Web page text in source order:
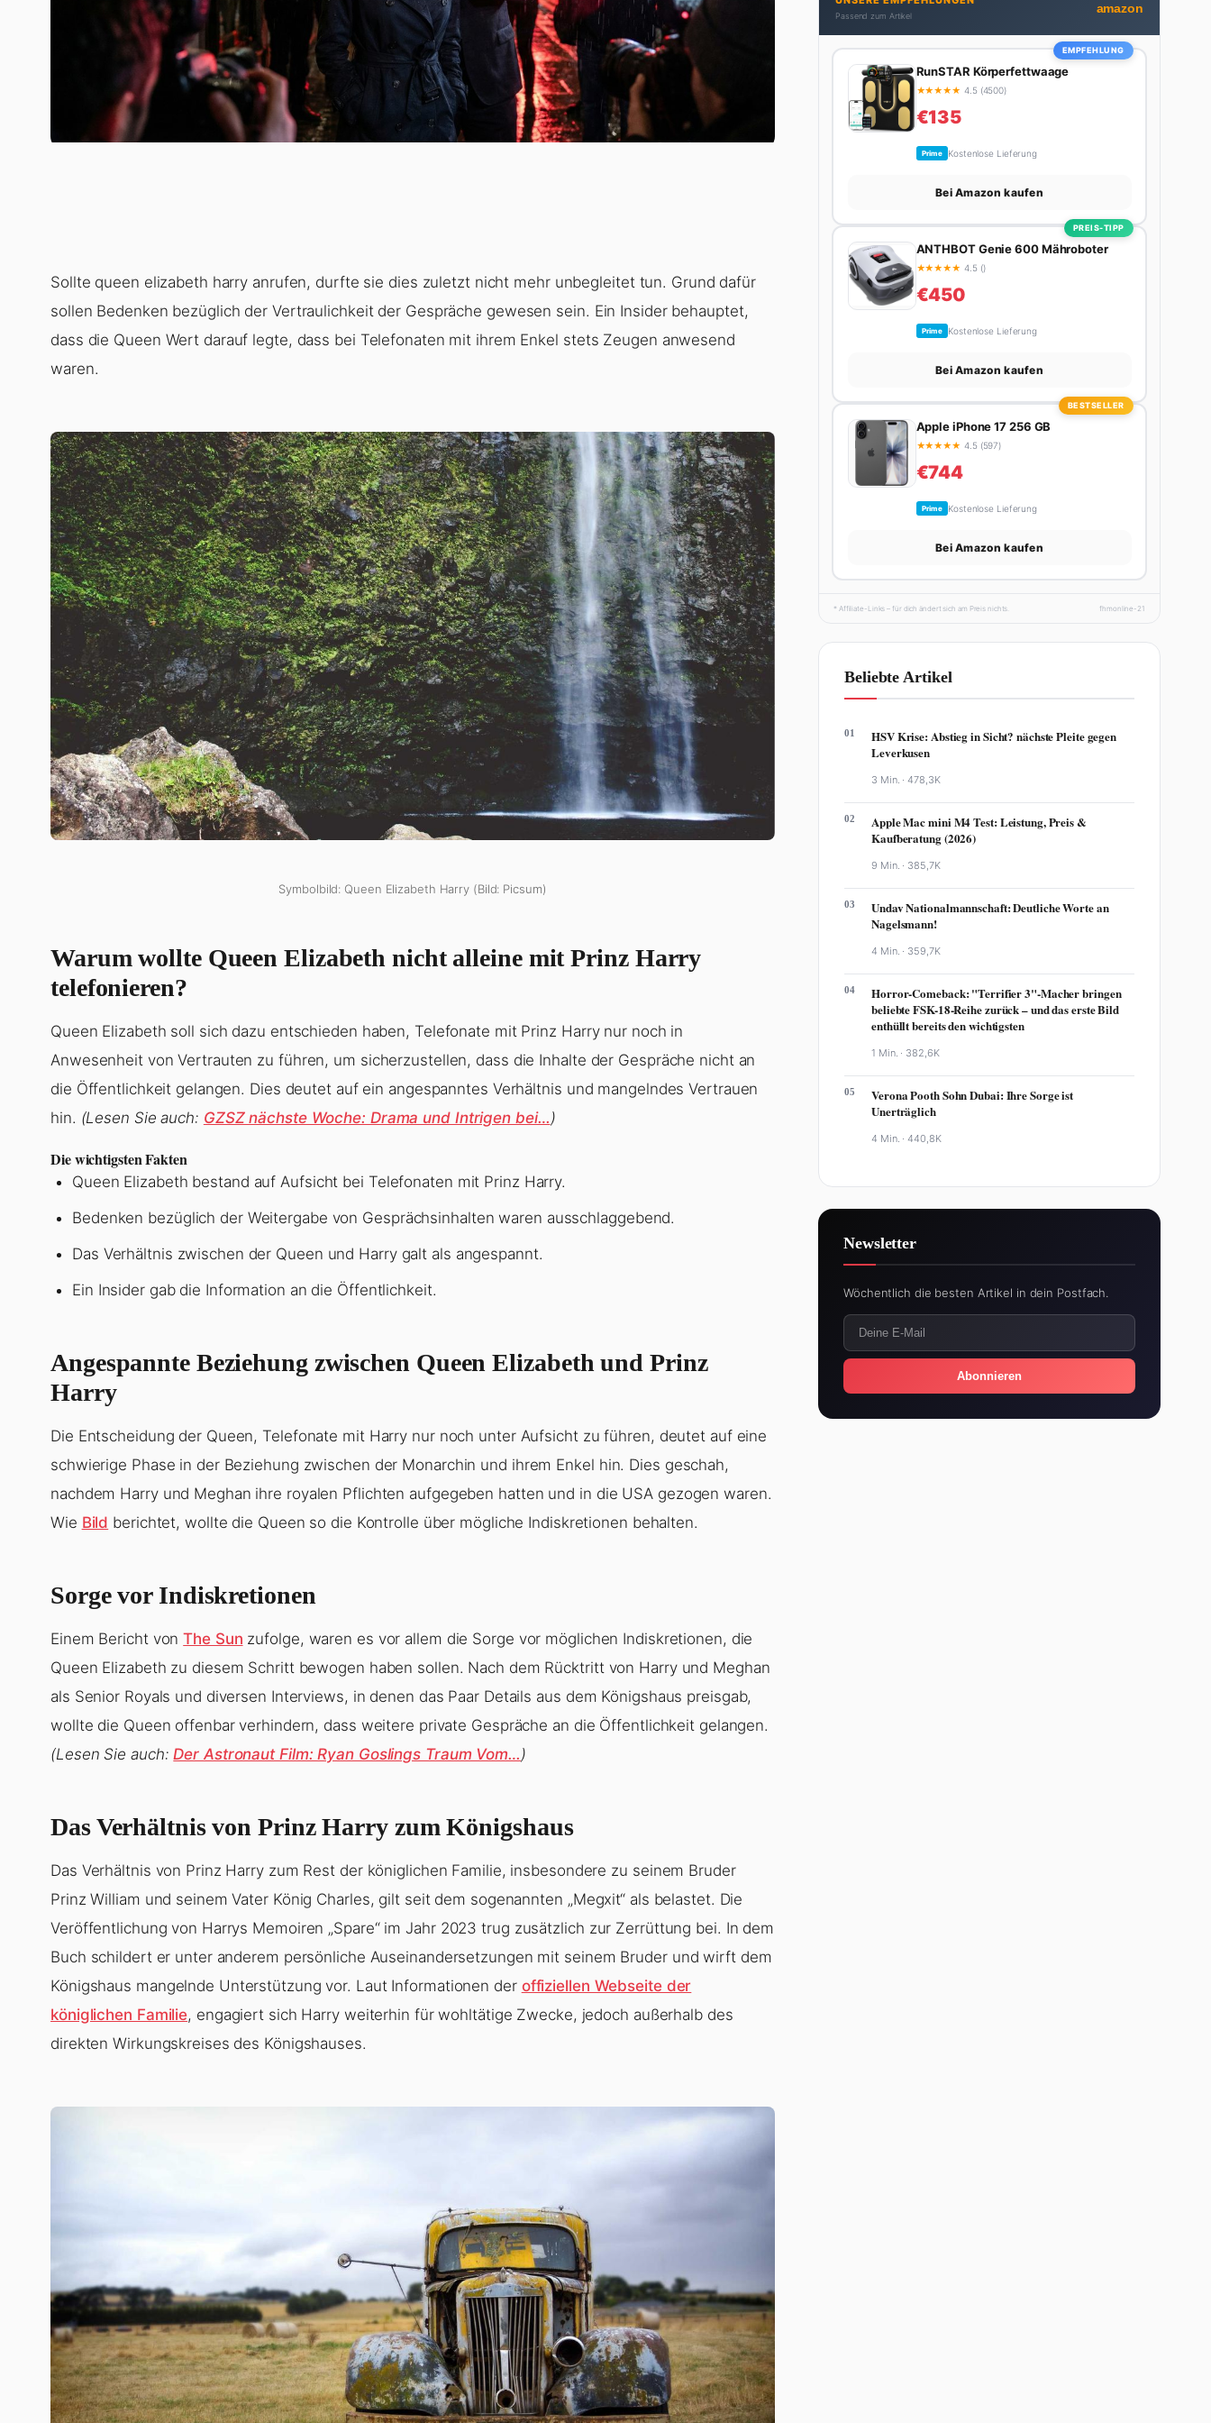
Sollte queen elizabeth harry anrufen, durfte sie dies zuletzt nicht mehr unbegleitet tun. Grund dafür
sollen Bedenken bezüglich der Vertraulichkeit der Gespräche gewesen sein. Ein Insider behauptet,
dass die Queen Wert darauf legte, dass bei Telefonaten mit ihrem Enkel stets Zeugen anwesend
waren.
Symbolbild: Queen Elizabeth Harry (Bild: Picsum)
Warum wollte Queen Elizabeth nicht alleine mit Prinz Harry
telefonieren?
Queen Elizabeth soll sich dazu entschieden haben, Telefonate mit Prinz Harry nur noch in
Anwesenheit von Vertrauten zu führen, um sicherzustellen, dass die Inhalte der Gespräche nicht an
die Öffentlichkeit gelangen. Dies deutet auf ein angespanntes Verhältnis und mangelndes Vertrauen
hin. (Lesen Sie auch: GZSZ nächste Woche: Drama und Intrigen bei… )
Die wichtigsten Fakten
Queen Elizabeth bestand auf Aufsicht bei Telefonaten mit Prinz Harry.
Bedenken bezüglich der Weitergabe von Gesprächsinhalten waren ausschlaggebend.
Das Verhältnis zwischen der Queen und Harry galt als angespannt.
Ein Insider gab die Information an die Öffentlichkeit.
Angespannte Beziehung zwischen Queen Elizabeth und Prinz
Harry
Die Entscheidung der Queen, Telefonate mit Harry nur noch unter Aufsicht zu führen, deutet auf eine
schwierige Phase in der Beziehung zwischen der Monarchin und ihrem Enkel hin. Dies geschah,
nachdem Harry und Meghan ihre royalen Pflichten aufgegeben hatten und in die USA gezogen waren.
Wie Bild berichtet, wollte die Queen so die Kontrolle über mögliche Indiskretionen behalten.
Sorge vor Indiskretionen
Einem Bericht vonThe Sun zufolge, waren es vor allem die Sorge vor möglichen Indiskretionen, die
Queen Elizabeth zu diesem Schritt bewogen haben sollen. Nach dem Rücktritt von Harry und Meghan
als Senior Royals und diversen Interviews, in denen das Paar Details aus dem Königshaus preisgab,
wollte die Queen offenbar verhindern, dass weitere private Gespräche an die Öffentlichkeit gelangen.
(Lesen Sie auch:Der Astronaut Film: Ryan Goslings Traum Vom… )
Das Verhältnis von Prinz Harry zum Königshaus
Das Verhältnis von Prinz Harry zum Rest der königlichen Familie, insbesondere zu seinem Bruder
Prinz William und seinem Vater König Charles, gilt seit dem sogenannten „Megxit“ als belastet. Die
Veröffentlichung von Harrys Memoiren „Spare“ im Jahr 2023 trug zusätzlich zur Zerrüttung bei. In dem
Buch schildert er unter anderem persönliche Auseinandersetzungen mit seinem Bruder und wirft dem
Königshaus mangelnde Unterstützung vor. Laut Informationen der offiziellen Webseite der
königlichen Familie, engagiert sich Harry weiterhin für wohltätige Zwecke, jedoch außerhalb des
direkten Wirkungskreises des Königshauses.
Trip – sei es ein Wochenende in den Bergen, eine
Motorradtour durch die Alpen oder der jährliche
Campingtrip mit den Jungs. Sein Credo: Das Leben
ist zu kurz für langweilige Wochenenden.
Passend zum Artikel
amazon
EMPFEHLUNG
RunSTAR Körperfettwaage
★★★★★ 4.5 (4500)
€135
Prime Kostenlose Lieferung
Bei Amazon kaufen
PREIS-TIPP
ANTHBOT Genie 600 Mähroboter
★★★★★ 4.5 ()
€450
Prime Kostenlose Lieferung
Bei Amazon kaufen
BESTSELLER
Apple iPhone 17 256 GB
★★★★★ 4.5 (597)
€744
Prime Kostenlose Lieferung
Bei Amazon kaufen
* Affiliate-Links – für dich ändert sich am Preis nichts. fhmonline-21
Beliebte Artikel
01
HSV Krise: Abstieg in Sicht? nächste Pleite gegen
Leverkusen
3 Min. ·478,3K
02
Apple Mac mini M4 Test: Leistung, Preis &
Kaufberatung (2026)
9 Min. · 385,7K
03
Undav Nationalmannschaft: Deutliche Worte an
Nagelsmann!
4 Min. · 359,7K
04
Horror-Comeback: "Terrifier 3"-Macher bringen
beliebte FSK-18-Reihe zurück – und das erste Bild
enthüllt bereits den wichtigsten
1 Min. · 382,6K
05
Verona Pooth Sohn Dubai: Ihre Sorge ist
Unerträglich
4 Min. ·440,8K
Newsletter
Wöchentlich die besten Artikel in dein Postfach.
Abonnieren